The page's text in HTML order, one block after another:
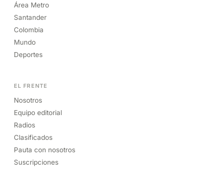
Área Metro
Santander
Colombia
Mundo
Deportes
EL FRENTE
Nosotros
Equipo editorial
Radios
Clasificados
Pauta con nosotros
Suscripciones